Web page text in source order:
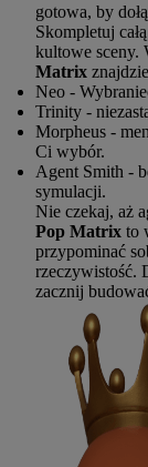
gotowa, by
Skompletuj
kultowe sceny.
Matrix
Neo -
Trinity -
Morpheus -
Ci wybór.
Agent Smith -
symulacji.
Nie czekaj, aż
Pop Matrix to
przypominać
rzeczywistość.
zacznij